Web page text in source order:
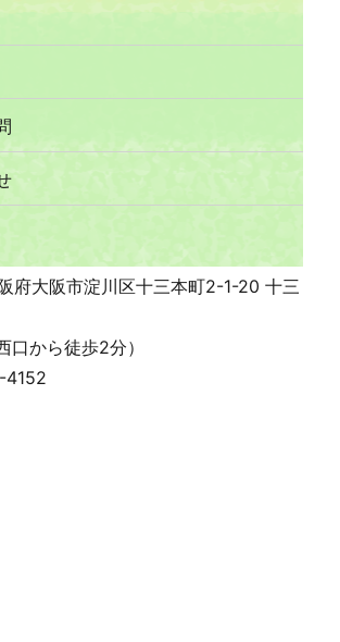
府大阪市淀川区十三本町2-1-20 十三
口から徒歩2分）
4152